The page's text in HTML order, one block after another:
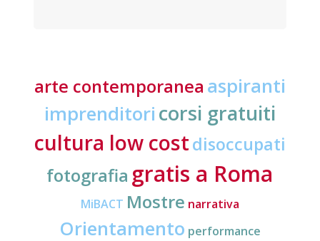
arte contemporanea aspiranti
imprenditori corsi gratuiti
cultura low costdisoccupati
fotografia gratis a Roma
MiBACT Mostre narrativa
Orientamento performance